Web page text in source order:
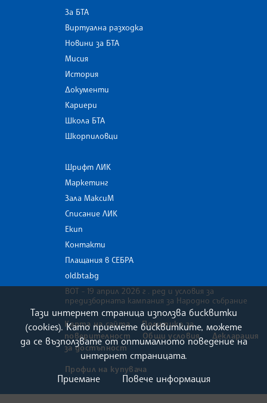
За БТА
Виртуална разходка
Новини за БТА
Мисия
История
Документи
Кариери
Школа БТА
Шкорпиловци
Шрифт ЛИК
Маркетинг
Зала МаксиМ
Списание ЛИК
Екип
Контакти
Плащания в СЕБРА
old.bta.bg
ВОТ - 19 април 2026 г . ред и условия за
предизборната кампания за Народно събрание
Карта на сайта
Политика за
поверителност
Общи условия
Декларация
за достъпност
Профил на купувача
Тази интернет страница използва бисквитки
(cookies). Като приемете бисквитките, можете
да се възползвате от оптималното поведение на
интернет страницата.
Приемане
Повече информация